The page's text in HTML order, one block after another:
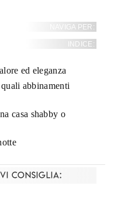
NAVIGA PER:
INDICE:
ed eleganza
abbinamenti
casa shabby o
consiglia: